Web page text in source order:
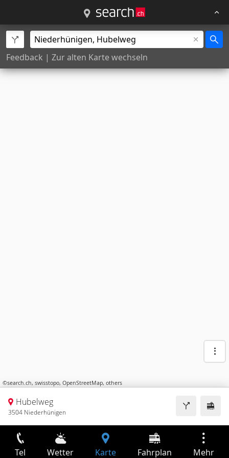
Feedback | Zur alten Karte wechseln
©search.ch, swisstopo, OpenStreetMap, others
Hubelweg
3504 Niederhünigen
Tel Wetter Karte Fahrplan Mehr